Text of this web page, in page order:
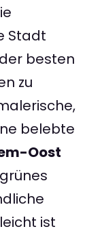
Stadt
besten
zu
belebte
Oost
ist